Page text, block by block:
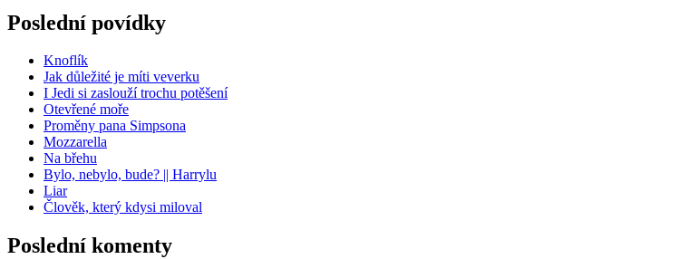
Poslední povídky
Knoflík
Jak důležité je míti veverku
I Jedi si zaslouží trochu potěšení
Otevřené moře
Proměny pana Simpsona
Mozzarella
Na břehu
Bylo, nebylo, bude? || Harrylu
Liar
Člověk, který kdysi miloval
Poslední komenty